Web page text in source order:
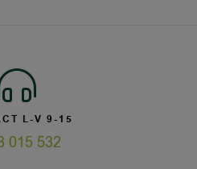
L-V 9-15
015 532